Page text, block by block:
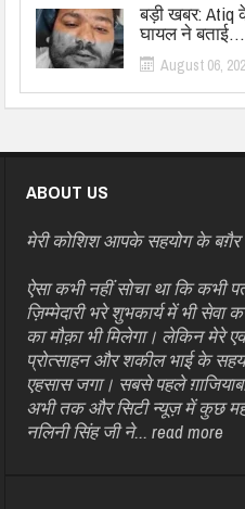
बड़ी खबर: Atiq
घायल ने बताई…
August 06,
ABOUT US
मेरी कोशिश आपके सहयोग के
ऐसा कभी नहीं सोचा था कि कभी
ज़िम्मेदारी भरे शुभकार्य में भी
का मौक़ा भी मिलेगा। लेकिन मेरे
प्रोत्साहन और शकील भाई के
एहसास जगा। सबसे पहले
अभी तक और सिटी न्यूज़ में कुछ
नलिनी सिंह जी ने...read more